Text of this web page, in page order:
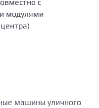
с
модулями
машины уличного